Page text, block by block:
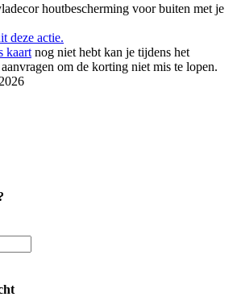
houtbescherming voor buiten met je
deze actie.
kaart nog niet hebt kan je tijdens het
om de korting niet mis te lopen.